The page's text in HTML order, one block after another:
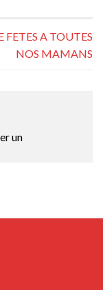
FETES A TOUTES
NOS MAMANS
un